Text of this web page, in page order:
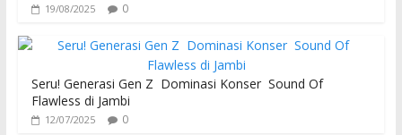
19/08/2025 0
Seru! Generasi Gen Z Dominasi Konser Sound Of
Flawless di Jambi
12/07/2025 0